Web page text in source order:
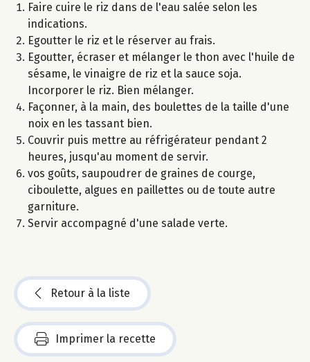
Faire cuire le riz dans de l'eau salée selon les
indications.
Egoutter le riz et le réserver au frais.
Egoutter, écraser et mélanger le thon avec l'huile de
sésame, le vinaigre de riz et la sauce soja.
Incorporer le riz. Bien mélanger.
Façonner, à la main, des boulettes de la taille d'une
noix en les tassant bien.
Couvrir puis mettre au réfrigérateur pendant 2
heures, jusqu'au moment de servir.
vos goûts, saupoudrer de graines de courge,
ciboulette, algues en paillettes ou de toute autre
garniture.
Servir accompagné d'une salade verte.
Retour à la liste
Imprimer la recette